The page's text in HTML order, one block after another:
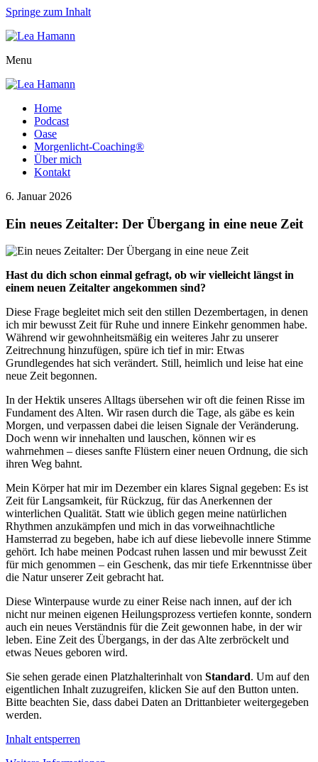
Springe zum Inhalt
Menu
Home
Podcast
Oase
Morgenlicht-Coaching®
Über mich
Kontakt
6. Januar 2026
Ein neues Zeitalter: Der Übergang in eine neue Zeit
Hast du dich schon einmal gefragt, ob wir vielleicht längst in
einem neuen Zeitalter angekommen sind?
Diese Frage begleitet mich seit den stillen Dezembertagen, in denen
ich mir bewusst Zeit für Ruhe und innere Einkehr genommen habe.
Während wir gewohnheitsmäßig ein weiteres Jahr zu unserer
Zeitrechnung hinzufügen, spüre ich tief in mir: Etwas
Grundlegendes hat sich verändert. Still, heimlich und leise hat eine
neue Zeit begonnen.
In der Hektik unseres Alltags übersehen wir oft die feinen Risse im
Fundament des Alten. Wir rasen durch die Tage, als gäbe es kein
Morgen, und verpassen dabei die leisen Signale der Veränderung.
Doch wenn wir innehalten und lauschen, können wir es
wahrnehmen – dieses sanfte Flüstern einer neuen Ordnung, die sich
ihren Weg bahnt.
Mein Körper hat mir im Dezember ein klares Signal gegeben: Es ist
Zeit für Langsamkeit, für Rückzug, für das Anerkennen der
winterlichen Qualität. Statt wie üblich gegen meine natürlichen
Rhythmen anzukämpfen und mich in das vorweihnachtliche
Hamsterrad zu begeben, habe ich auf diese liebevolle innere Stimme
gehört. Ich habe meinen Podcast ruhen lassen und mir bewusst Zeit
für mich genommen – ein Geschenk, das mir tiefe Erkenntnisse über
die Natur unserer Zeit gebracht hat.
Diese Winterpause wurde zu einer Reise nach innen, auf der ich
nicht nur meinen eigenen Heilungsprozess vertiefen konnte, sondern
auch ein neues Verständnis für die Zeit gewonnen habe, in der wir
leben. Eine Zeit des Übergangs, in der das Alte zerbröckelt und
etwas Neues geboren wird.
Sie sehen gerade einen Platzhalterinhalt von Standard. Um auf den
eigentlichen Inhalt zuzugreifen, klicken Sie auf den Button unten.
Bitte beachten Sie, dass dabei Daten an Drittanbieter weitergegeben
werden.
Inhalt entsperren